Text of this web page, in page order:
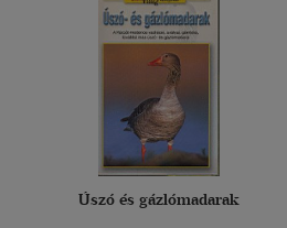
Úszó és gázlómadarak